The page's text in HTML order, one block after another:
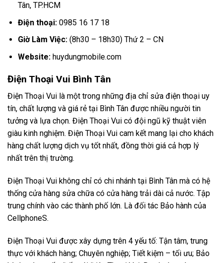
Tân, TP.HCM
Điện thoại: 0985 16 17 18
Giờ Làm Việc:(8h30 – 18h30) Thứ 2 – CN
Website:huydungmobile.com
Điện Thoại Vui Bình Tân
Điện Thoại Vui là một trong những địa chỉ sửa điện thoại uy
tín, chất lượng và giá rẻ tại Bình Tân được nhiều người tin
tưởng và lựa chọn. Điện Thoại Vui có đội ngũ kỹ thuật viên
giàu kinh nghiệm. Điện Thoại Vui cam kết mang lại cho khách
hàng chất lượng dịch vụ tốt nhất, đồng thời giá cả hợp lý
nhất trên thị trường.
Điện Thoại Vui không chỉ có chi nhánh tại Bình Tân mà có hệ
thống cửa hàng sửa chữa có cửa hàng trải dài cả nước. Tập
trung chính vào các thành phố lớn. Là đối tác Bảo hành của
CellphoneS.
Điện Thoại Vui được xây dựng trên 4 yếu tố: Tận tâm, trung
thực với khách hàng; Chuyên nghiệp; Tiết kiệm – tối ưu; Bảo